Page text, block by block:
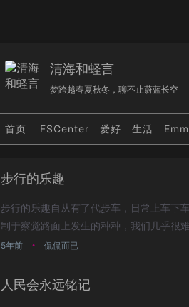
清海和蛏言
梦跨越春夏秋冬，聊不止蔚蓝长空
首页 FSCenter 爱好 生活
步行的乐趣
步行的乐趣自从有了代步车，日常上车下
制于察觉路面上发生的种种，我们几乎很
总能在脑海中思考着...
5年前 • 侃侃而已
人民会永远铭记